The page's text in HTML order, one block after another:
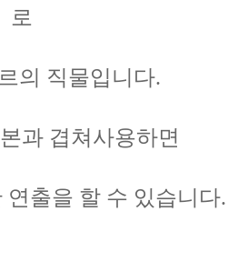
로
의 직물입니다.
과 겹쳐사용하면
연출을 할 수 있습니다.